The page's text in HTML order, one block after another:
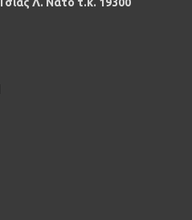
Λ. Νάτο τ.κ. 19300